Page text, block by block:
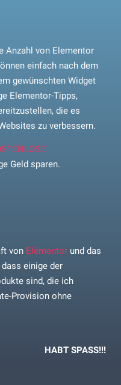
Anzahl von Elementor
einfach nach dem
gewünschten Widget
Elementor-Tipps,
die es
zu verbessern.
Geld sparen.
von Elementor und das
einige der
sind, die ich
Provision ohne
HABT SPASS!!!